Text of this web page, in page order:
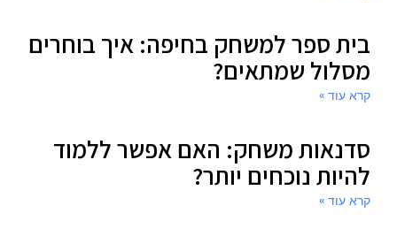
בית ספר למשחק בחיפה: איך בוחרים
מסלול שמתאים?
קרא עוד »
סדנאות משחק: האם אפשר ללמוד
להיות נוכחים יותר?
קרא עוד »